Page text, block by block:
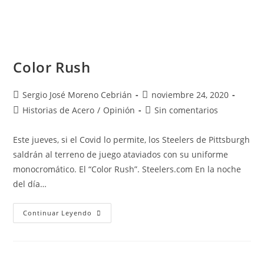
Color Rush
Sergio José Moreno Cebrián
noviembre 24, 2020
Historias de Acero / Opinión Sin comentarios
Este jueves, si el Covid lo permite, los Steelers de Pittsburgh
saldrán al terreno de juego ataviados con su uniforme
monocromático. El “Color Rush”. Steelers.com En la noche
del día…
Continuar Leyendo